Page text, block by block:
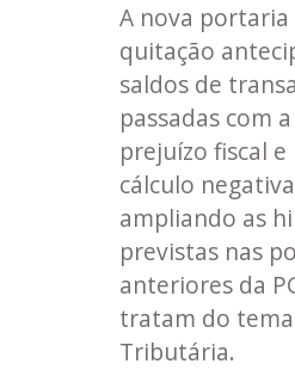
A nova
quitação
saldos de
passadas com
prejuízo fiscal e
cálculo
ampliando as
previstas nas
anteriores da
tratam do
Tributária.